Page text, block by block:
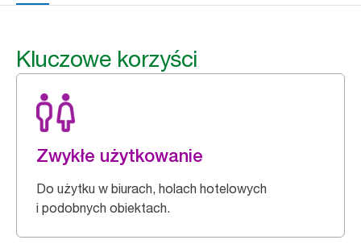
Kluczowe korzyści
Zwykłe użytkowanie
Do użytku w biurach, holach hotelowych
i podobnych obiektach.